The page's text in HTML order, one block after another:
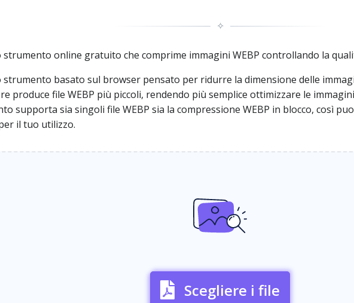
✧
strumento online gratuito che comprime immagini WEBP controllando la
strumento basato sul browser pensato per ridurre la dimensione delle
produce file WEBP più piccoli, rendendo più semplice ottimizzare le
supporta sia singoli file WEBP sia la compressione WEBP in blocco, così
il tuo utilizzo.
Scegliere i file